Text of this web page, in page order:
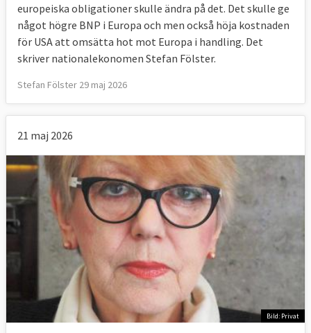
europeiska obligationer skulle ändra på det. Det skulle ge
något högre BNP i Europa och men också höja kostnaden
för USA att omsätta hot mot Europa i handling. Det
skriver nationalekonomen Stefan Fölster.
Stefan Fölster 29 maj 2026
21 maj 2026
Bild: Privat